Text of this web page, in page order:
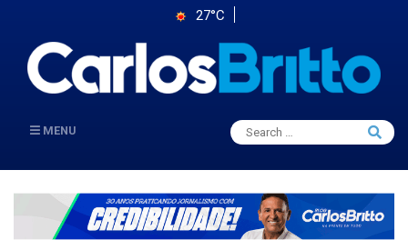
27°C
MENU
Search
for:
Search